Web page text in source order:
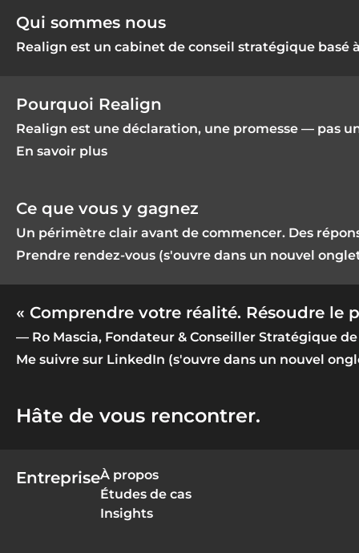
Qui sommes nous
Realign est un cabinet de conseil stratégique basé
Pourquoi Realign
Realign est une déclaration, une promesse — pas
En savoir plus
Ce que vous y gagnez
Un périmètre clair avant de commencer. Des
Prendre rendez-vous (s'ouvre dans un nouvel
« Comprendre votre réalité. Résoudre le
— Ro Mascia, Fondateur & Conseiller Stratégique
Me suivre sur LinkedIn (s'ouvre dans un nouvel
Hâte de vous rencontrer.
EntrepriseÀ propos
Études de cas
Insights